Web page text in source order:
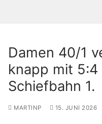
Damen 40/1
knapp mit 5:4
Schiefbahn 1.
MARTINP 15. JUNI 2026